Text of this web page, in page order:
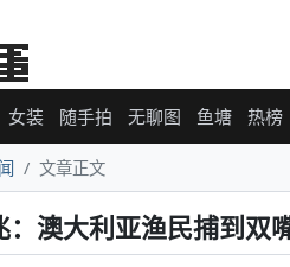
女装 随手拍 无聊图 鱼塘 热榜
文章正文
：澳大利亚渔民捕到双